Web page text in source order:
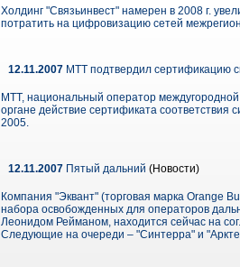
Холдинг "Связьинвест" намерен в 2008 г.
потратить на цифровизацию сетей
12.11.2007 МТТ подтвердил сертификацию
МТТ, национальный оператор
органе действие сертификата
2005.
12.11.2007 Пятый дальний (Новости)
Компания "Эквант" (торговая марка Orange
набора освобожденных для операторов
Леонидом Рейманом, находится сейчас на
Следующие на очереди – "Синтерра" и